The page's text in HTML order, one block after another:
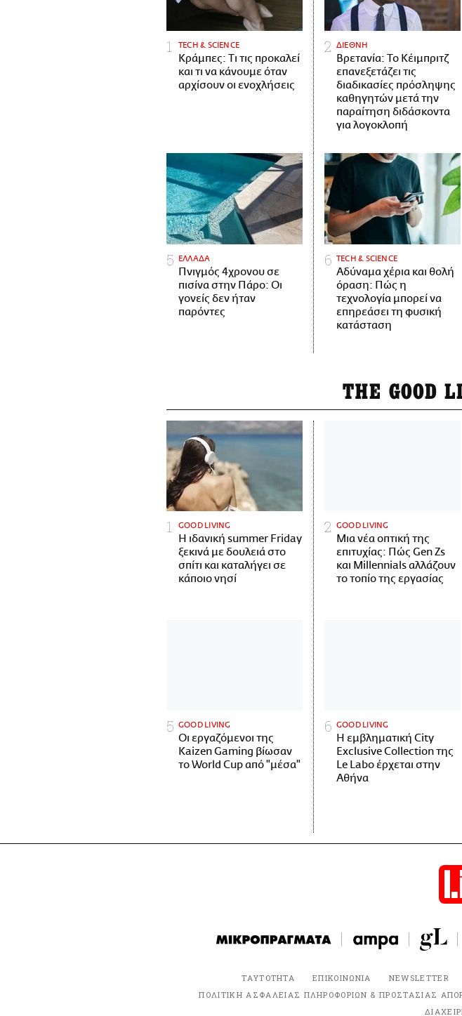
ΤECH & SCIENCE
Κράμπες: Τι τις προκαλεί
και τι να κάνουμε όταν
αρχίσουν οι ενοχλήσεις
ΔΙΕΘΝΗ
Βρετανία: Το Κέιμπριτζ
επανεξετάζει τις
διαδικασίες πρόσληψης
καθηγητών μετά την
παραίτηση διδάσκοντα
για λογοκλοπή
ΕΛΛΑΔΑ
Πνιγμός 4χρονου σε
πισίνα στην Πάρο: Οι
γονείς δεν ήταν
παρόντες
ΤECH & SCIENCE
Αδύναμα χέρια και θολή
όραση: Πώς η
τεχνολογία μπορεί να
επηρεάσει τη φυσική
κατάσταση
THE GOOD
GOOD LIVING
Η ιδανική summer Friday
ξεκινά με δουλειά στο
σπίτι και καταλήγει σε
κάποιο νησί
GOOD LIVING
Μια νέα οπτική της
επιτυχίας: Πώς Gen Zs
και Millennials αλλάζουν
το τοπίο της εργασίας
GOOD LIVING
Οι εργαζόμενοι της
Kaizen Gaming βίωσαν
το World Cup από "μέσα"
GOOD LIVING
Η εμβληματική City
Exclusive Collection της
Le Labo έρχεται στην
Αθήνα
ΤΑΥΤΟΤΗΤΑ ΕΠΙΚΟΙΝΩΝΙΑ NEWSLETTER
ΠΟΛΙΤΙΚΗ ΑΣΦΑΛΕΙΑΣ ΠΛΗΡΟΦΟΡΙΩΝ & ΠΡΟΣΤΑΣΙΑΣ